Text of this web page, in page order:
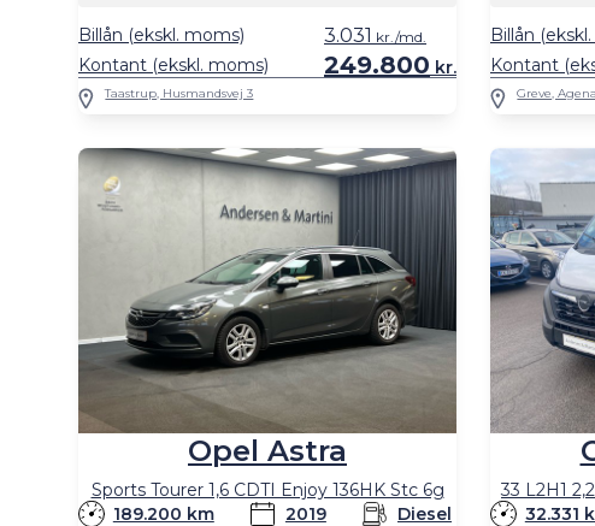
Kontant (ekskl. moms) 249.800 kr.
Billån (ekskl. moms) 3.031 kr./md.
Taastrup, Husmandsvej 3
Kontant
Billån
Greve,
Opel Astra
Sports Tourer 1,6 CDTI Enjoy 136HK Stc 6g
189.200 km
2019 Diesel
33 L2H1
32.331